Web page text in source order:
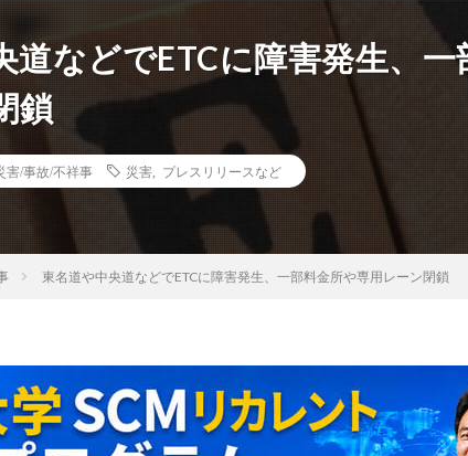
道などでETCに障害発生、一
鎖
害/事故/不祥事 災害 プレスリリースなど
東名道や中央道などでETCに障害発生、一部料金所や専用レーン閉鎖